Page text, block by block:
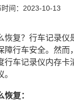
时间：2023-10-13
恢复？行车记录
障行车安全。然
行车记录仪内存
复：